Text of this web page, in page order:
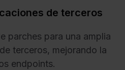
de terceros
parches para una amplia
terceros, mejorando la
endpoints.